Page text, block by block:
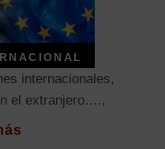
internacionales,
el extranjero….,